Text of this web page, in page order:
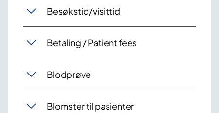
Besøkstid/visittid
Betaling / Patient fees
Blodprøve
Blomster til pasienter